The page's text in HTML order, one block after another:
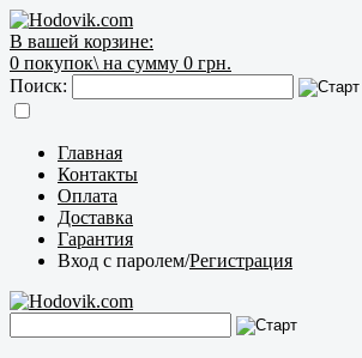
В вашей корзине:
0 покупок\ на сумму 0 грн.
Поиск:
Главная
Контакты
Оплата
Доставка
Гарантия
Вход с паролем/Регистрация